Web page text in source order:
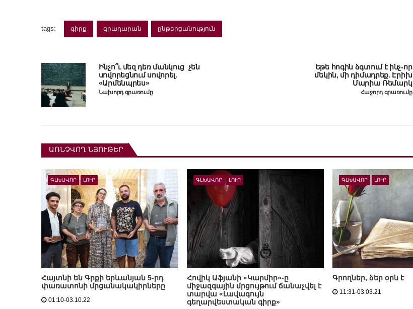
tags: գիրք գրադարան ընթերցանություն
Ինչո՞ւ մեզ դեռ մանկուց չեն
սովորեցնում սովորել.
«Արմենպրես»
Նախորդ գրառումը
Եթե հոգին ձգտում է ինչ-որ
մեկին, մի դիմադրեք. Էրիխ
Մարիա Ռեմարկ
Հաջորդ գրառումը
ԱՌՆՉՎՈՂ ՆՅՈՒԹԵՐ
ԳԼԽԱՎՈՐ ԼՈՒՐ
Հայտնի են Գրքի երևանյան 5-րդ
փառատոնի մրցանակակիրները
01:10-03.10.22
ԳԼԽԱՎՈՐ ԼՈՒՐ
Հովիկ Աֆյանի «Կարմիր»-ը
միջազգային մրցույթում ճանաչվել է
տարվա «Լավագույն
գեղարվեստական գիրք»
ԳԼԽԱՎՈՐ ԼՈՒՐ
Գրողներ, ձեր օրն է
11:31-03.03.21